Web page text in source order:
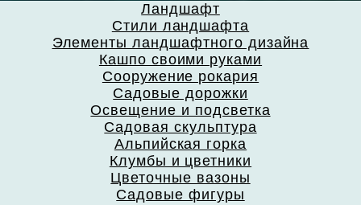
Ландшафт
Стили ландшафта
Элементы ландшафтного дизайна
Кашпо своими руками
Сооружение рокария
Садовые дорожки
Освещение и подсветка
Садовая скульптура
Альпийская горка
Клумбы и цветники
Цветочные вазоны
Садовые фигуры